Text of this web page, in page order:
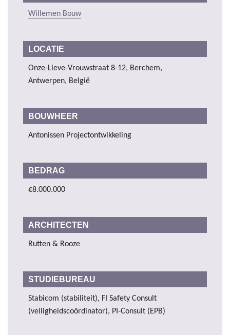
Willemen Bouw
LOCATIE
Onze-Lieve-Vrouwstraat 8-12, Berchem,
Antwerpen, België
BOUWHEER
Antonissen Projectontwikkeling
BEDRAG
€8.000.000
ARCHITECTEN
Rutten & Rooze
STUDIEBUREAU
Stabicom (stabiliteit), FI Safety Consult
(veiligheidscoôrdinator), PI-Consult (EPB)